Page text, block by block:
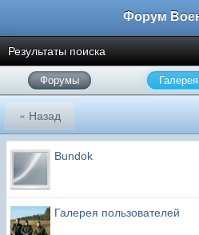
Результаты поиска
Форумы Галерея
« Назад
Bundok
Галерея пользователей